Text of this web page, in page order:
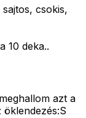
csokis,
10 deka..
azt a